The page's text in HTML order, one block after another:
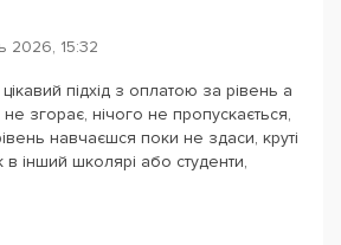
2026, 15:32
підхід з оплатою за рівень а
згорає, нічого не пропускається,
навчаєшся поки не здаси, круті
в інший школярі або студенти,